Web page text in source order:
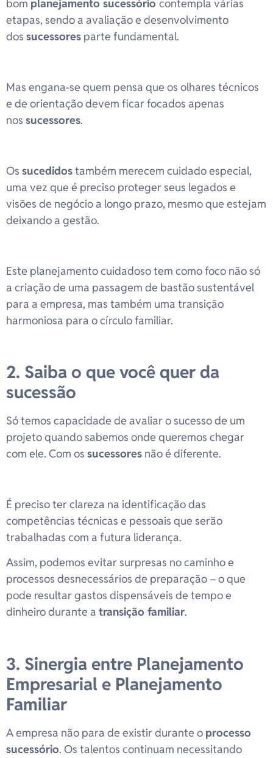
bom planejamento sucessório contempla várias
etapas, sendo a avaliação e desenvolvimento
dos sucessores parte fundamental.
Mas engana-se quem pensa que os olhares técnicos
e de orientação devem ficar focados apenas
nos sucessores.
Os sucedidostambém merecem cuidado especial,
uma vez que é preciso proteger seus legados e
visões de negócio a longo prazo, mesmo que estejam
deixando a gestão.
Este planejamento cuidadoso tem como foco não só
a criação de uma passagem de bastão sustentável
para a empresa, mas também uma transição
harmoniosa para o círculo familiar.
2. Saiba o que você quer da
sucessão
Só temos capacidade de avaliar o sucesso de um
projeto quando sabemos onde queremos chegar
com ele. Com os sucessores não é diferente.
É preciso ter clareza na identificação das
competências técnicas e pessoais que serão
trabalhadas com a futura liderança.
Assim, podemos evitar surpresas no caminho e
processos desnecessários de preparação – o que
pode resultar gastos dispensáveis de tempo e
dinheiro durante a transição familiar.
3. Sinergia entre Planejamento
Empresarial e Planejamento
Familiar
A empresa não para de existir durante o processo
sucessório. Os talentos continuam necessitando